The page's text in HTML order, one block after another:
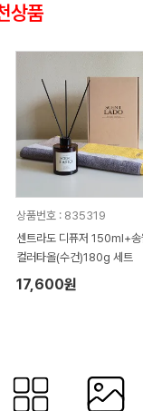
상품
상품번호 : 835319
센트라도 디퓨저 150ml+송
컬러타올(수건)180g 세트
17,600원